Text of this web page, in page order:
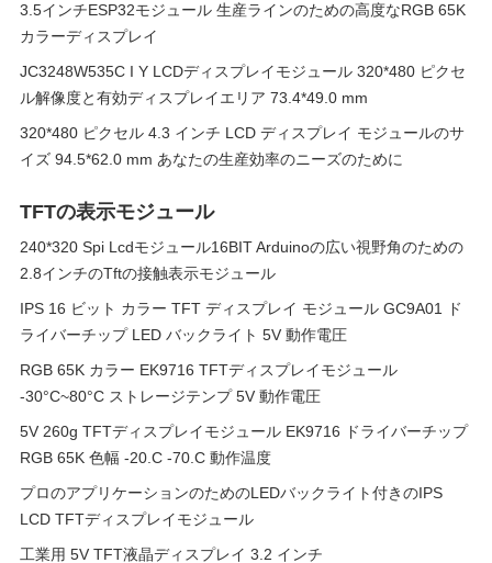
3.5インチESP32モジュール 生産ラインのための高度なRGB 65K
カラーディスプレイ
JC3248W535C I Y LCDディスプレイモジュール 320*480 ピクセ
ル解像度と有効ディスプレイエリア 73.4*49.0 mm
320*480 ピクセル 4.3 インチ LCD ディスプレイ モジュールのサ
イズ 94.5*62.0 mm あなたの生産効率のニーズのために
TFTの表示モジュール
240*320 Spi Lcdモジュール16BIT Arduinoの広い視野角のための
2.8インチのTftの接触表示モジュール
IPS 16 ビット カラー TFT ディスプレイ モジュール GC9A01 ド
ライバーチップ LED バックライト 5V 動作電圧
RGB 65K カラー EK9716 TFTディスプレイモジュール
-30°C~80°C ストレージテンプ 5V 動作電圧
5V 260g TFTディスプレイモジュール EK9716 ドライバーチップ
RGB 65K 色幅 -20.C -70.C 動作温度
プロのアプリケーションのためのLEDバックライト付きのIPS
LCD TFTディスプレイモジュール
工業用 5V TFT液晶ディスプレイ 3.2 インチ